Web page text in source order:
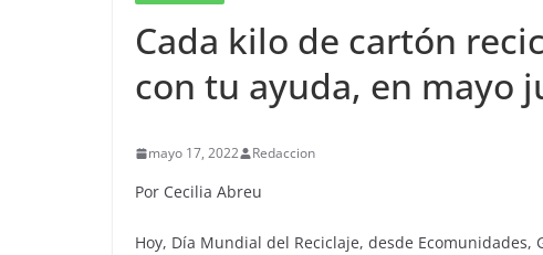
Cada kilo de cartón
con tu ayuda, en mayo
mayo 17, 2022 Redaccion
Por Cecilia Abreu
Hoy, Día Mundial del Reciclaje, desde